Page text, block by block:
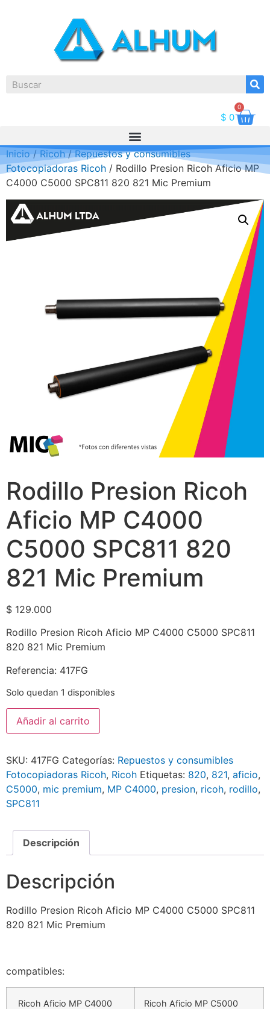
$ 0
0
Inicio/Ricoh/Repuestos y consumibles
Fotocopiadoras Ricoh / Rodillo Presion Ricoh Aficio MP
C4000 C5000 SPC811 820 821 Mic Premium
Rodillo Presion Ricoh
Aficio MP C4000
C5000 SPC811 820
821 Mic Premium
$ 129.000
Rodillo Presion Ricoh Aficio MP C4000 C5000 SPC811
820 821 Mic Premium
Referencia: 417FG
Solo quedan 1 disponibles
Añadir al carrito
SKU: 417FG Categorías: Repuestos y consumibles
Fotocopiadoras Ricoh, Ricoh Etiquetas: 820, 821, aficio,
C5000, mic premium, MP C4000, presion, ricoh, rodillo,
SPC811
Descripción
Descripción
Rodillo Presion Ricoh Aficio MP C4000 C5000 SPC811
820 821 Mic Premium
compatibles:
Ricoh Aficio MP C4000 Ricoh Aficio MP C5000